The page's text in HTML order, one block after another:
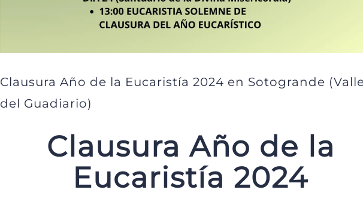
Clausura Año de la Eucaristía 2024 en Sotogrande
del Guadiario)
Clausura Año de la
Eucaristía 2024